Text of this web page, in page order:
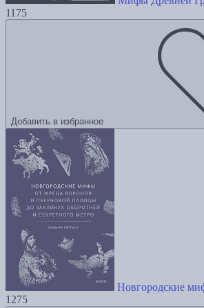
1175
Добавить в избранное
Новгородские
1275